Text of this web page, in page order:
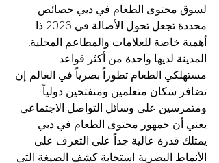
لسوق محتوى الطعام في دبي خصائص
محددة تجعل تحول الأصالة في 2026 ذا
أهمية خاصة للعلامات والمطاعم المحلية.
المدينة لديها واحدة من أكثر قواعد
مستهلكي الطعام تطوراً بصرياً في العالم. إن
تضافر سكان متعلمين ومنفتحين دولياً
ومتمرسين على وسائل التواصل الاجتماعي
يعني أن جمهور محتوى الطعام في دبي
يمتلك قدرة عالية جداً على التعرف على
الأنماط البصرية. استجابة كشف الصيغة التي